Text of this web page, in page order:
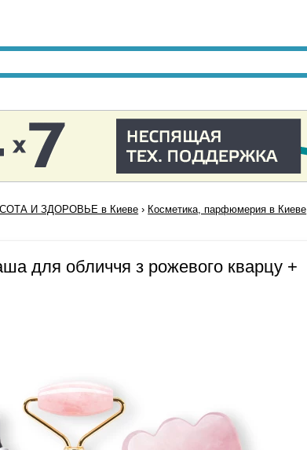
И ЗДОРОВЬЕ в Киеве › Косметика, парфюмерия в Киеве
для обличчя з рожевого кварцу +